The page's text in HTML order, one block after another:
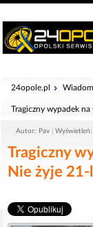
24opole.pl
Tragiczny wypadek
Autor: Pav
Tragiczny
Nie żyje